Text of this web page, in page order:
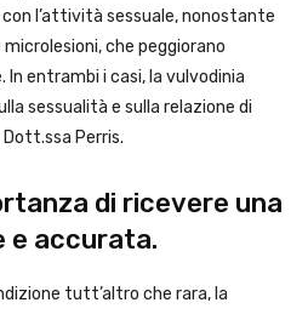
l’attività sessuale, nonostante
che peggiorano
entrambi i casi, la vulvodinia
sessualità e sulla relazione di
Perris.
di ricevere una
e accurata.
tutt’altro che rara, la